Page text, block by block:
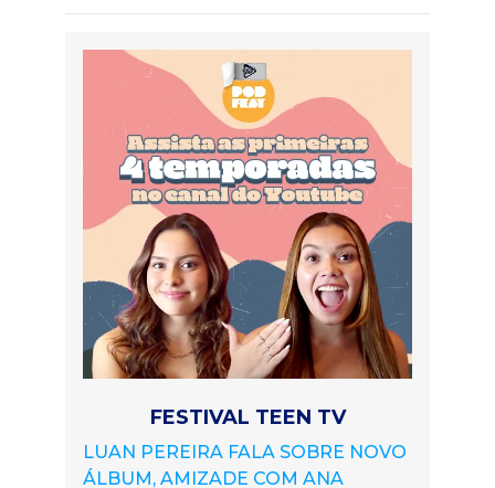
FESTIVAL TEEN TV
LUAN PEREIRA FALA SOBRE NOVO
ÁLBUM, AMIZADE COM ANA